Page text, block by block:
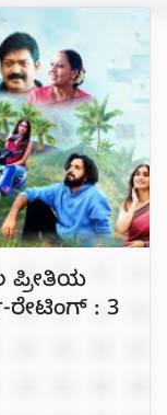
ಪ್ರೀತಿಯ
ರೇಟಿಂಗ್ : 3